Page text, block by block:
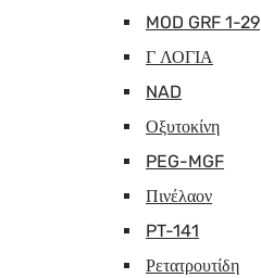
MOD GRF 1-29
Γ ΛΟΓΙΑ
NAD
Οξυτοκίνη
PEG-MGF
Πινέλαον
PT-141
Ρετατρουτίδη